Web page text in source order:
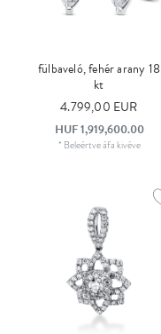
fülbaveló, fehér arany 18
kt
4.799,00 EUR
HUF 1,919,600.00
* Beleértve áfa kivéve